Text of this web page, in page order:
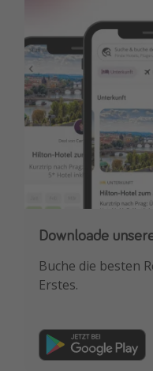
Downloade
Buche die besten
Erstes.